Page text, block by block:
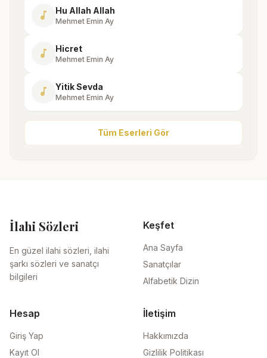
music_note Hu Allah Allah
Mehmet Emin Ay
music_note Hicret
Mehmet Emin Ay
music_note Yitik Sevda
Mehmet Emin Ay
Tüm Eserleri Gör
İlahi Sözleri
En güzel ilahi sözleri, ilahi
şarkı sözleri ve sanatçı
bilgileri
Keşfet
Ana Sayfa
Sanatçılar
Alfabetik Dizin
Hesap
Giriş Yap
Kayıt Ol
İletişim
Hakkımızda
Gizlilik Politikası